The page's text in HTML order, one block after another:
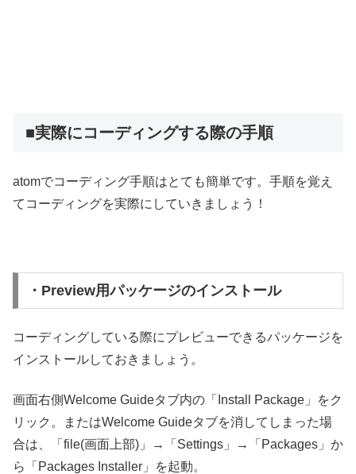
■実際にコーディングする際の手順
atomでコーディング手順はとても簡単です。手順を覚え
てコーディングを実際にしていきましょう！
・Preview用パッケージのインストール
コーディングしている際にプレビューできるパッケージを
インストールしておきましょう。
画面右側Welcome Guideタブ内の「Install Package」をク
リック。またはWelcome Guideタブを消してしまった場
合は、「file(画面上部)」→「Settings」→「Packages」か
ら「Packages Installer」を起動。